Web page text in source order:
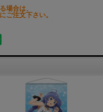
場合は、
ご注文下さい。